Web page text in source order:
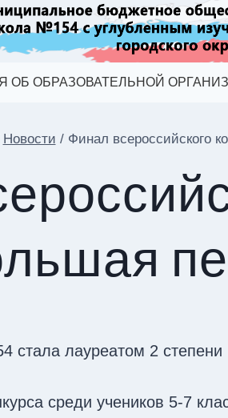
ОБ ОБРАЗОВАТЕЛЬНОЙ
Новости / Финал всероссийского
лауреатом 2
среди учеников 5-7